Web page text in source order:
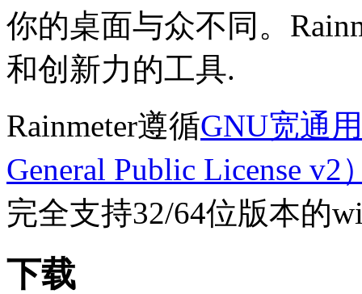
你的桌面与众不同。
和创新力的工具.
Rainmeter遵循GNU宽通
General Public License v2
完全支持32/64位版本的
下载